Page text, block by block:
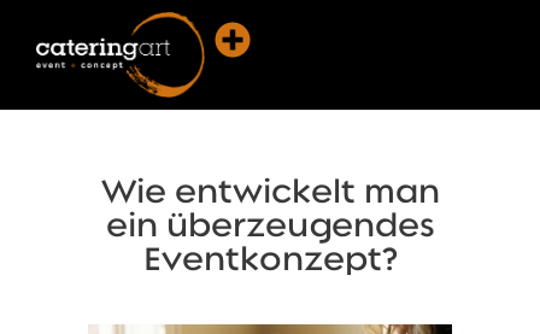
Wie entwickelt man
ein überzeugendes
Eventkonzept?